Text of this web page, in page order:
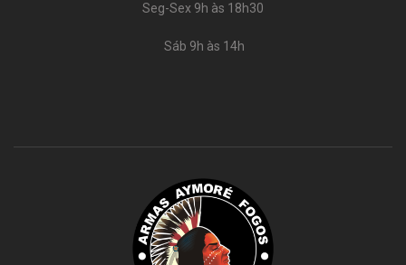
Seg-Sex 9h às 18h30
Sáb 9h às 14h